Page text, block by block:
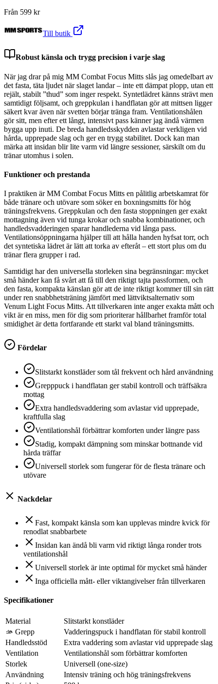
Från 599 kr
Till butik
Robust känsla och trygg precision i varje slag
När jag drar på mig MM Combat Focus Mitts slås jag omedelbart av
det fasta, täta ljudet när slaget landar – inte ett dämpat plopp, utan ett
rejält, stabilt ”thud” som inger respekt. Syntetlädret känns strävt men
samtidigt följsamt, och greppkulan i handflatan gör att mittsen ligger
säkert kvar även när svetten börjar tränga fram. Ventilationshålen
gör sitt, men efter ett långt, intensivt pass känner jag ändå värmen
bygga upp inuti. De breda handledsskydden avlastar verkligen vid
hårda, upprepade slag och ger en trygg stabilitet. Dock kan man
märka att insidan blir lite varm vid längre sessioner, särskilt om du
tränar utomhus i solen.
Funktioner och prestanda
I praktiken är MM Combat Focus Mitts en pålitlig arbetskamrat för
både tränare och utövare som söker en boxningsmitts för hög
träningsfrekvens. Greppkulan och den fasta stoppningen ger exakt
mottagning även vid tunga krokar och snabba kombinationer, och
handledsvadderingen sparar handlederna vid långa pass.
Ventilationsöppningarna hjälper till att hålla handen hyfsat torr, och
det syntetiska lädret är lätt att torka av efteråt – ett stort plus om du
tränar flera grupper i rad.
Samtidigt har den universella storleken sina begränsningar: mycket
små händer kan få svårt att få till den riktigt tajta passformen, och
den fasta, kompakta känslan gör att de inte riktigt kommer till sin rätt
under ren snabbhetsträning jämfört med lättviktsalternativ som
Venum Light Focus Mitts. Att tillverkaren inte anger exakta mått och
vikt är en miss, men för dig som prioriterar hållbarhet framför total
smidighet är detta fortfarande ett starkt val bland träningsmitts.
Fördelar
Slitstarkt konstläder som tål frekvent och hård användning
Grepppuck i handflatan ger stabil kontroll och träffsäkra
mottag
Extra handledsvaddering som avlastar vid upprepade,
kraftfulla slag
Ventilationshål förbättrar komforten under längre pass
Stadig, kompakt dämpning som minskar bottnande vid
hårda träffar
Universell storlek som fungerar för de flesta tränare och
utövare
Nackdelar
Fast, kompakt känsla som kan upplevas mindre kvick för
renodlat snabbarbete
Insidan kan ändå bli varm vid riktigt långa ronder trots
ventilationshål
Universell storlek är inte optimal för mycket små händer
Inga officiella mått- eller viktangivelser från tillverkaren
Specifikationer
Material
Slitstarkt konstläder
🫴 Grepp
Vadderingspuck i handflatan för stabil kontroll
Handledsstöd
Extra vaddering som avlastar vid upprepade slag
Ventilation
Ventilationshål som förbättrar komforten
Storlek
Universell (one-size)
Användning
Intensiv träning och hög träningsfrekvens